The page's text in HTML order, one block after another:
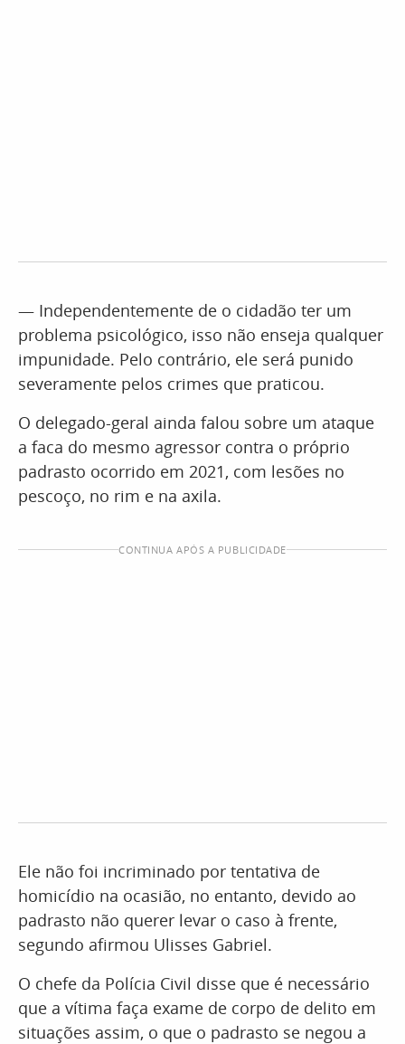
— Independentemente de o cidadão ter um
problema psicológico, isso não enseja qualquer
impunidade. Pelo contrário, ele será punido
severamente pelos crimes que praticou.
O delegado-geral ainda falou sobre um ataque
a faca do mesmo agressor contra o próprio
padrasto ocorrido em 2021, com lesões no
pescoço, no rim e na axila.
CONTINUA APÓS A PUBLICIDADE
Ele não foi incriminado por tentativa de
homicídio na ocasião, no entanto, devido ao
padrasto não querer levar o caso à frente,
segundo afirmou Ulisses Gabriel.
O chefe da Polícia Civil disse que é necessário
que a vítima faça exame de corpo de delito em
situações assim, o que o padrasto se negou a